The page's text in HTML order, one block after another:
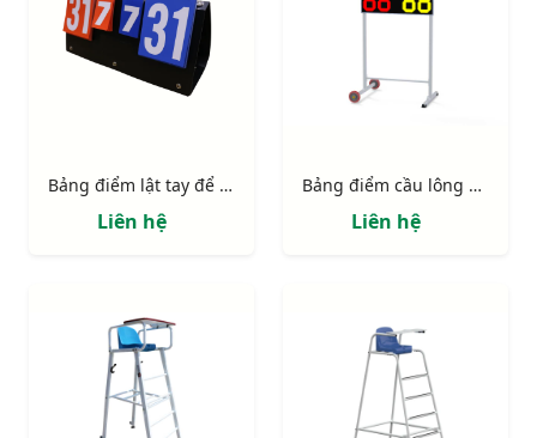
Bảng điểm lật tay để bàn S27393
Liên hệ
Bảng điểm cầu lông đa năng S16550
Liên hệ